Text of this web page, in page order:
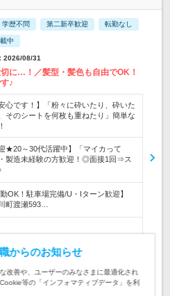
学歴不問 第二新卒歓迎 転勤なし
中
2026/08/31
に…！／髪型・髪色も自由でOK！
♪
心です！】「粉々に砕いたり、砕いた
そのシートを何枚も重ねたり」簡単な
★20～30代活躍中】「マイカって
製造未経験の方歓迎！◎面接1回⇒ス
OK！駐車場完備/U・Iターン歓迎】
町渡瀬593…
手当 + 賞与（年2回） ＊年齢や経験、
定により優遇します…
からのお知らせ
改善や、ユーザーのみなさまに最適化され
等の「インフォマティブデータ」を利